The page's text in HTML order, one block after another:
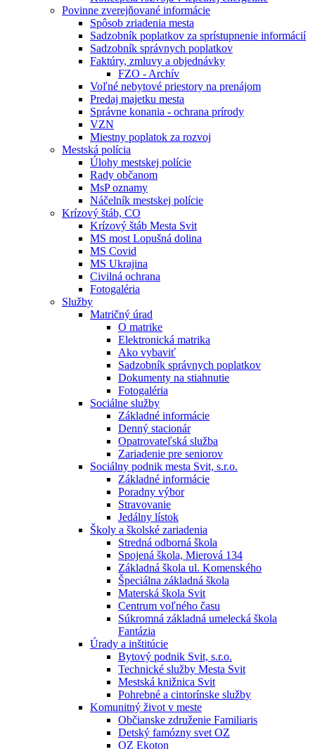
Povinne zverejňované informácie
Spôsob zriadenia mesta
Sadzobník poplatkov za sprístupnenie informácií
Sadzobník správnych poplatkov
Faktúry, zmluvy a objednávky
FZO - Archív
Voľné nebytové priestory na prenájom
Predaj majetku mesta
Správne konania - ochrana prírody
VZN
Miestny poplatok za rozvoj
Mestská polícia
Úlohy mestskej polície
Rady občanom
MsP oznamy
Náčelník mestskej polície
Krízový štáb, CO
Krízový štáb Mesta Svit
MS most Lopušná dolina
MS Covid
MS Ukrajina
Civilná ochrana
Fotogaléria
Služby
Matričný úrad
O matrike
Elektronická matrika
Ako vybaviť
Sadzobník správnych poplatkov
Dokumenty na stiahnutie
Fotogaléria
Sociálne služby
Základné informácie
Denný stacionár
Opatrovateľská služba
Zariadenie pre seniorov
Sociálny podnik mesta Svit, s.r.o.
Základné informácie
Poradny výbor
Stravovanie
Jedálny lístok
Školy a školské zariadenia
Stredná odborná škola
Spojená škola, Mierová 134
Základná škola ul. Komenského
Špeciálna základná škola
Materská škola Svit
Centrum voľného času
Súkromná základná umelecká škola
Fantázia
Úrady a inštitúcie
Bytový podnik Svit, s.r.o.
Technické služby Mesta Svit
Mestská knižnica Svit
Pohrebné a cintorínske služby
Komunitný život v meste
Občianske združenie Familiaris
Detský famózny svet OZ
OZ Ekoton